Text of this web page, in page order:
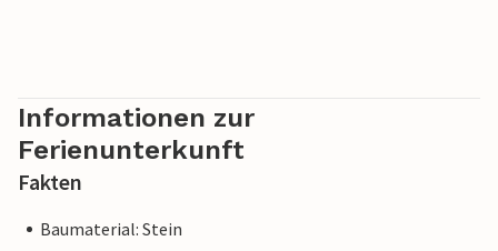
Informationen zur
Ferienunterkunft
Fakten
Baumaterial: Stein